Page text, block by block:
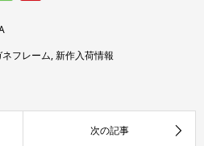
ネフレーム,新作入荷情報